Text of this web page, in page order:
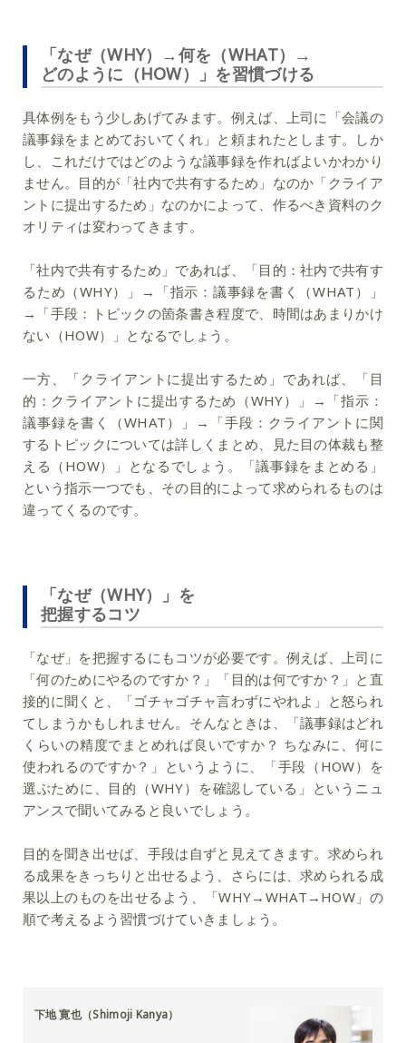
「なぜ（WHY）→何を（WHAT）→
どのように（HOW）」を習慣づける
具体例をもう少しあげてみます。例えば、上司に「会議の
議事録をまとめておいてくれ」と頼まれたとします。しか
し、これだけではどのような議事録を作ればよいかわかり
ません。目的が「社内で共有するため」なのか「クライア
ントに提出するため」なのかによって、作るべき資料のク
オリティは変わってきます。
「社内で共有するため」であれば、「目的：社内で共有す
るため（WHY）」→「指示：議事録を書く（WHAT）」
→「手段：トピックの箇条書き程度で、時間はあまりかけ
ない（HOW）」となるでしょう。
一方、「クライアントに提出するため」であれば、「目
的：クライアントに提出するため（WHY）」→「指示：
議事録を書く（WHAT）」→「手段：クライアントに関
するトピックについては詳しくまとめ、見た目の体裁も整
える（HOW）」となるでしょう。「議事録をまとめる」
という指示一つでも、その目的によって求められるものは
違ってくるのです。
「なぜ（WHY）」を
把握するコツ
「なぜ」を把握するにもコツが必要です。例えば、上司に
「何のためにやるのですか？」「目的は何ですか？」と直
接的に聞くと、「ゴチャゴチャ言わずにやれよ」と怒られ
てしまうかもしれません。そんなときは、「議事録はどれ
くらいの精度でまとめれば良いですか？ ちなみに、何に
使われるのですか？」というように、「手段（HOW）を
選ぶために、目的（WHY）を確認している」というニュ
アンスで聞いてみると良いでしょう。
目的を聞き出せば、手段は自ずと見えてきます。求められ
る成果をきっちりと出せるよう、さらには、求められる成
果以上のものを出せるよう、「WHY→WHAT→HOW」の
順で考えるよう習慣づけていきましょう。
下地 寛也（Shimoji Kanya）